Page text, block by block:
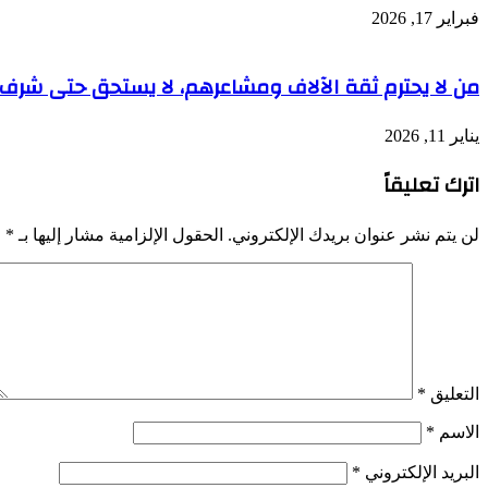
فبراير 17, 2026
من لا يحترم ثقة الآلاف ومشاعرهم، لا يستحق حتى
يناير 11, 2026
اترك تعليقاً
لن يتم نشر عنوان بريدك الإلكتروني. الحقول الإلزامية مشار إليها بـ *
التعليق *
الاسم *
البريد الإلكتروني *